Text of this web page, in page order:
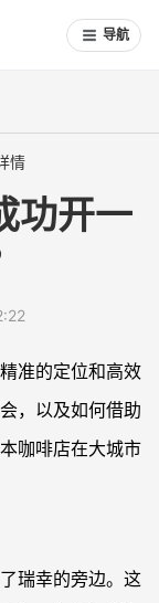
导航
情
功开一
准的定位和高效
，以及如何借助
咖啡店在大城市
瑞幸的旁边。这